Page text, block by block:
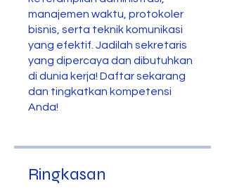
manajemen waktu, protokoler
bisnis, serta teknik komunikasi
yang efektif. Jadilah sekretaris
yang dipercaya dan dibutuhkan
di dunia kerja! Daftar sekarang
dan tingkatkan kompetensi
Anda!
Ringkasan